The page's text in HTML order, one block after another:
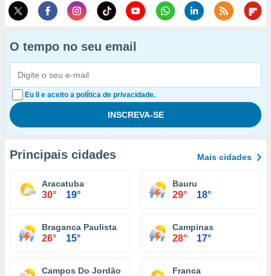
O tempo no seu email
Eu li e aceito a política de privacidade.
Principais cidades Mais cidades
Aracatuba
30° 19°
Bauru
29° 18°
Braganca Paulista
26° 15°
Campinas
28° 17°
Campos Do Jordão Franca